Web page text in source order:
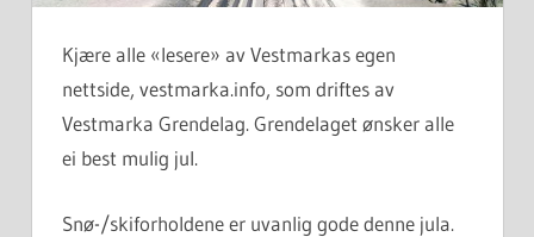
Kjære alle «lesere» av Vestmarkas egen
nettside, vestmarka.info, som driftes av
Vestmarka Grendelag. Grendelaget ønsker alle
ei best mulig jul.
Snø-/skiforholdene er uvanlig gode denne jula.